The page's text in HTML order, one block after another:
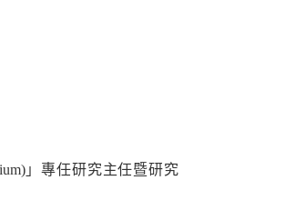
」專任研究主任暨研究